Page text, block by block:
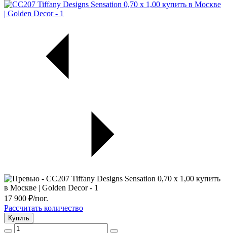
17 900 ₽/пог.
Рассчитать количество
Купить